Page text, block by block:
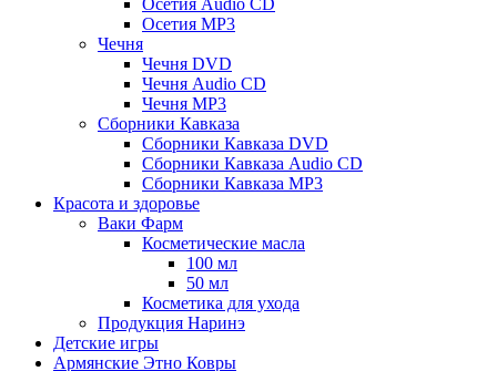
Осетия Audio CD
Осетия MP3
Чечня
Чечня DVD
Чечня Audio CD
Чечня MP3
Сборники Кавказа
Сборники Кавказа DVD
Сборники Кавказа Audio CD
Сборники Кавказа MP3
Красота и здоровье
Ваки Фарм
Косметические масла
100 мл
50 мл
Косметика для ухода
Продукция Наринэ
Детские игры
Армянские Этно Ковры